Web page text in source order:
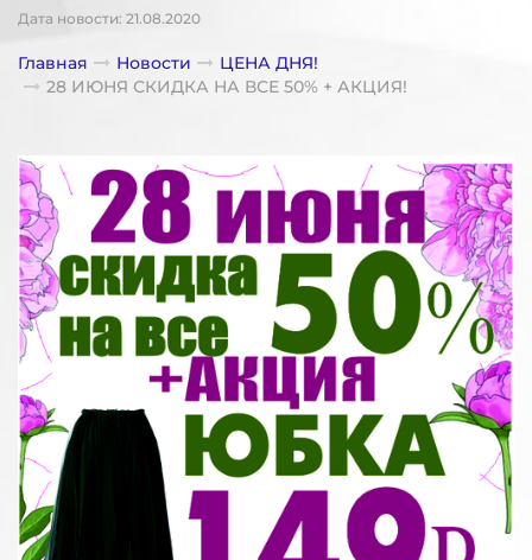
Дата новости: 21.08.2020
Главная Новости
ЦЕНА ДНЯ!
28 ИЮНЯ СКИДКА НА ВСЕ 50% + АКЦИЯ!